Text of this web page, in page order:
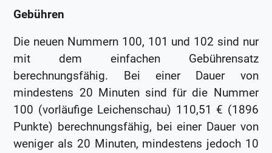
Gebühren
Die neuen Nummern 100, 101 und 102 sind nur
mit dem einfachen Gebührensatz
berechnungsfähig. Bei einer Dauer von
mindestens 20 Minuten sind für die Nummer
100 (vorläufige Leichenschau) 110,51 € (1896
Punkte) berechnungsfähig, bei einer Dauer von
weniger als 20 Minuten, mindestens jedoch 10